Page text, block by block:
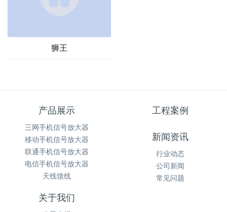
狮王
产品展示
三网手机信号放大器
移动手机信号放大器
联通手机信号放大器
电信手机信号放大器
天线馈线
工程案例
新闻资讯
行业动态
公司新闻
常见问题
关于我们